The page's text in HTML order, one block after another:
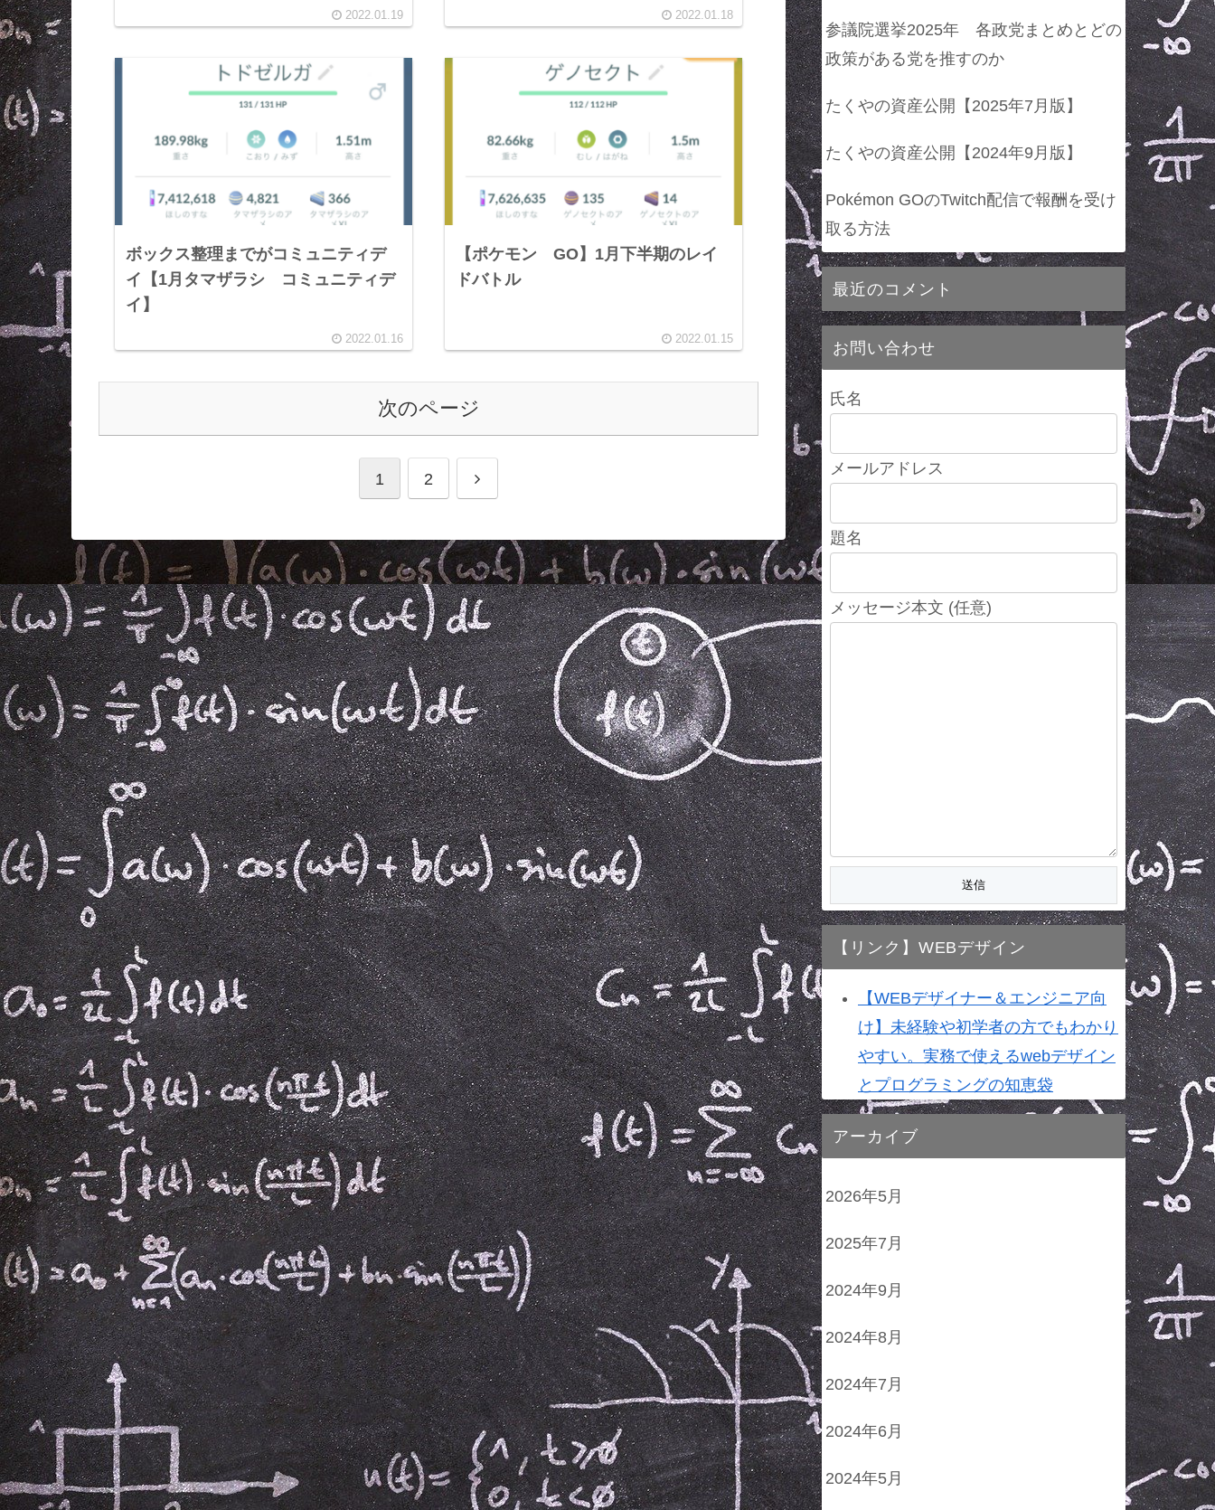
2022.01.19 2022.01.18
ボックス整理までがコミュニティデ
イ【1月タマザラシ コミュニティデ
イ】
2022.01.16
【ポケモン GO】1月下半期のレイ
ドバトル
2022.01.15
次のページ
1 2
参議院選挙2025年 各政党まとめとどの
政策がある党を推すのか
たくやの資産公開【2025年7月版】
たくやの資産公開【2024年9月版】
Pokémon GOのTwitch配信で報酬を受け
取る方法
最近のコメント
お問い合わせ
氏名
メールアドレス
題名
メッセージ本文 (任意)
【リンク】WEBデザイン
【WEBデザイナー＆エンジニア向
け】未経験や初学者の方でもわかり
やすい。実務で使えるwebデザイン
とプログラミングの知恵袋
アーカイブ
2026年5月
2025年7月
2024年9月
2024年8月
2024年7月
2024年6月
2024年5月